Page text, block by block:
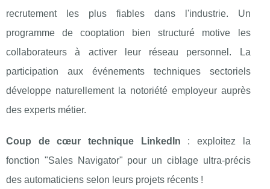
recrutement les plus fiables dans l'industrie. Un
programme de cooptation bien structuré motive les
collaborateurs à activer leur réseau personnel. La
participation aux événements techniques sectoriels
développe naturellement la notoriété employeur auprès
des experts métier.
Coup de cœur technique LinkedIn : exploitez la
fonction "Sales Navigator" pour un ciblage ultra-précis
des automaticiens selon leurs projets récents !